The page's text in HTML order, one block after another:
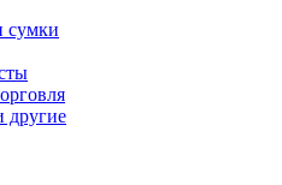
сумки
другие